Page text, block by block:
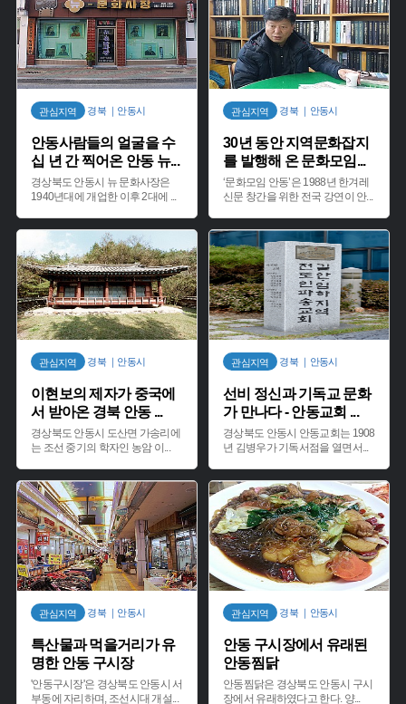
관심지역 경북 ｜안동시
안동사람들의 얼굴을 수
십 년 간 찍어온 안동 뉴...
경상북도 안동시 뉴 문화사장은
1940년대에 개업한 이후 2대에 ...
관심지역 경북 ｜안동시
30년 동안 지역문화잡지
를 발행해 온 문화모임...
‘문화모임 안동’은 1988년 한겨레
신문 창간을 위한 전국 강연이 안...
관심지역 경북 ｜안동시
이현보의 제자가 중국에
서 받아온 경북 안동 ...
경상북도 안동시 도산면 가송리에
는 조선 중기의 학자인 농암 이 ...
관심지역 경북 ｜안동시
선비 정신과 기독교 문화
가 만나다 - 안동교회 ...
경상북도 안동시 안동교회는 1908
년 김병우가 기독서점을 열면서...
관심지역 경북 ｜안동시
특산물과 먹을거리가 유
명한 안동 구시장
'안동구시장'은 경상북도 안동시 서
부동에 자리하며, 조선시대 개설...
관심지역 경북 ｜안동시
안동 구시장에서 유래된
안동찜닭
안동찜닭은 경상북도 안동시 구시
장에서 유래하였다고 한다. 양...